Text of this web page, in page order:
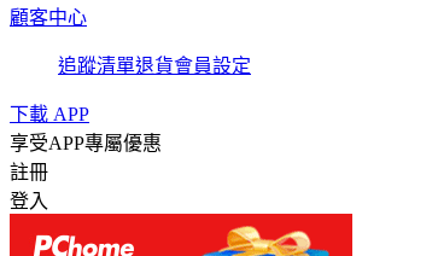
顧客中心
追蹤清單退貨會員設定
下載 APP
享受APP專屬優惠
註冊
登入